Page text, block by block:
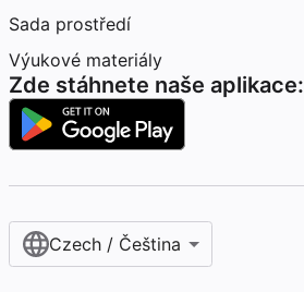
Sada prostředí
Výukové materiály
Zde stáhnete naše aplikace:
Czech / Čeština‎